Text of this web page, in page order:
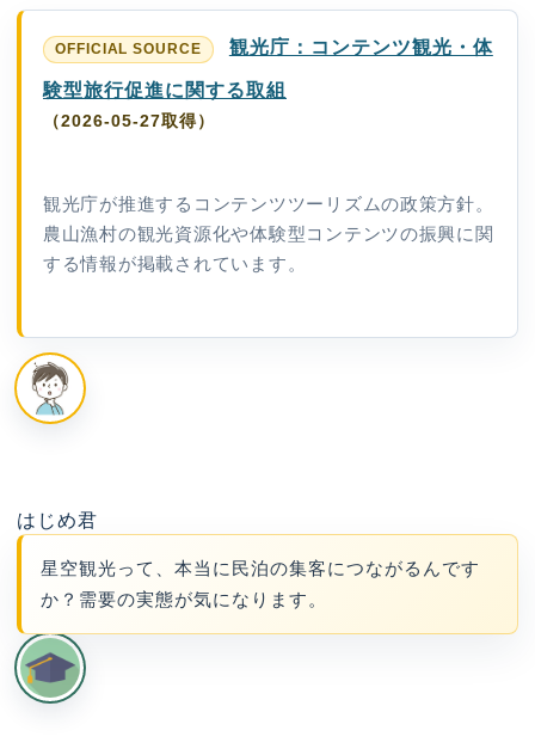
観光庁：コンテンツ観光・体
験型旅行促進に関する取組
（2026-05-27取得）
観光庁が推進するコンテンツツーリズムの政策方針。
農山漁村の観光資源化や体験型コンテンツの振興に関
する情報が掲載されています。
はじめ君
星空観光って、本当に民泊の集客につながるんです
か？需要の実態が気になります。